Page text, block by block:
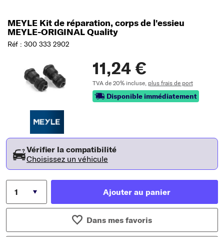
MEYLE Kit de réparation, corps de l'essieu
MEYLE-ORIGINAL Quality
Réf : 300 333 2902
11,24 €
TVA de 20% incluse, plus frais de port
Disponible immédiatement
Vérifier la compatibilité
Choisissez un véhicule
Ajouter au panier
Dans mes favoris